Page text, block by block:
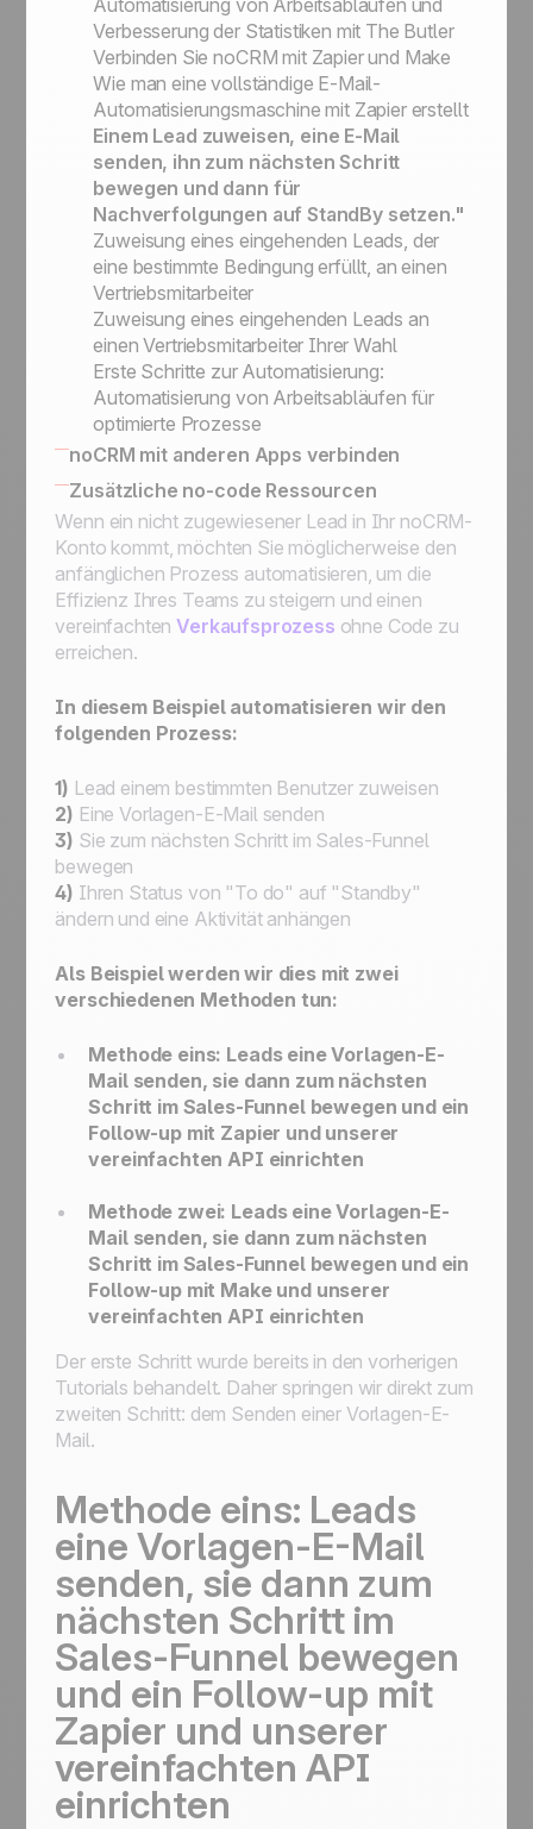
Die noCRM Sales Academy
Automatisierung von Arbeitsabläufen und
Verbesserung der Statistiken mit The Butler
Verbinden Sie noCRM mit Zapier und Make
Wie man eine vollständige E-Mail-
Automatisierungsmaschine mit Zapier erstellt
Einem Lead zuweisen, eine E-Mail
senden, ihn zum nächsten Schritt
bewegen und dann für
Nachverfolgungen auf StandBy setzen."
Zuweisung eines eingehenden Leads, der
eine bestimmte Bedingung erfüllt, an einen
Vertriebsmitarbeiter
Zuweisung eines eingehenden Leads an
einen Vertriebsmitarbeiter Ihrer Wahl
Erste Schritte zur Automatisierung:
Automatisierung von Arbeitsabläufen für
optimierte Prozesse
noCRM mit anderen Apps verbinden
Wie Sie noCRM mit Ihrem eigenen
Informationssystem verbinden
noCRM mit anderen Apps verbinden
Zusätzliche no-code Ressourcen
Wenn ein nicht zugewiesener Lead in Ihr noCRM-
Konto kommt, möchten Sie möglicherweise den
anfänglichen Prozess automatisieren, um die
Effizienz Ihres Teams zu steigern und einen
vereinfachtenVerkaufsprozess ohne Code zu
erreichen.
In diesem Beispiel automatisieren wir den
folgenden Prozess:
1) Lead einem bestimmten Benutzer zuweisen
2) Eine Vorlagen-E-Mail senden
3) Sie zum nächsten Schritt im Sales-Funnel
bewegen
4) Ihren Status von "To do" auf "Standby"
ändern und eine Aktivität anhängen
Als Beispiel werden wir dies mit zwei
verschiedenen Methoden tun:
Methode eins: Leads eine Vorlagen-E-
Mail senden, sie dann zum nächsten
Schritt im Sales-Funnel bewegen und ein
Follow-up mit Zapier und unserer
vereinfachten API einrichten
Methode zwei: Leads eine Vorlagen-E-
Mail senden, sie dann zum nächsten
Schritt im Sales-Funnel bewegen und ein
Follow-up mit Make und unserer
vereinfachten API einrichten
Der erste Schritt wurde bereits in den vorherigen
Tutorials behandelt. Daher springen wir direkt zum
zweiten Schritt: dem Senden einer Vorlagen-E-
Mail.
Methode eins: Leads
eine Vorlagen-E-Mail
senden, sie dann zum
nächsten Schritt im
Sales-Funnel bewegen
und ein Follow-up mit
Zapier und unserer
vereinfachten API
einrichten